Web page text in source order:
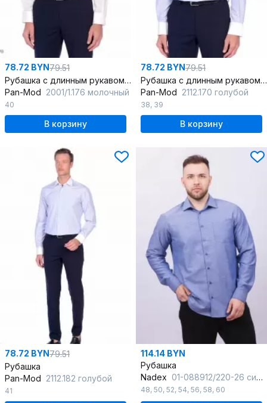
78.72 BYN79.51
Рубашка с длинным рукавом из хлопка в голубую клетку
Pan-Mod 2001/1.176 молочный
40
В корзину
78.72 BYN79.51
Рубашка с длинным рукавом в голубую мелкую клетку
Pan-Mod 2112.170 голубой
38, 39
В корзину
78.72 BYN79.51
Рубашка
Pan-Mod 2112.182 голубой
41
114.14 BYN
Рубашка
Nadex 01-088912/220-26 синий_меланж
48, 50, 52, 54, 56, 58, 60